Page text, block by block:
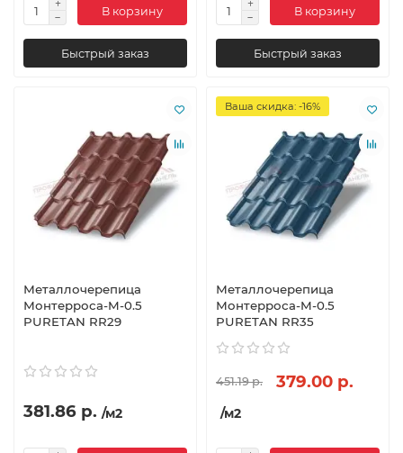
В корзину
Быстрый заказ
В корзину
Быстрый заказ
Металлочерепица
Монтерроса-M-0.5
PURETAN RR29
381.86 р. /м2
Ваша скидка: -16%
Металлочерепица
Монтерроса-M-0.5
PURETAN RR35
451.19 р. 379.00 р.
/м2